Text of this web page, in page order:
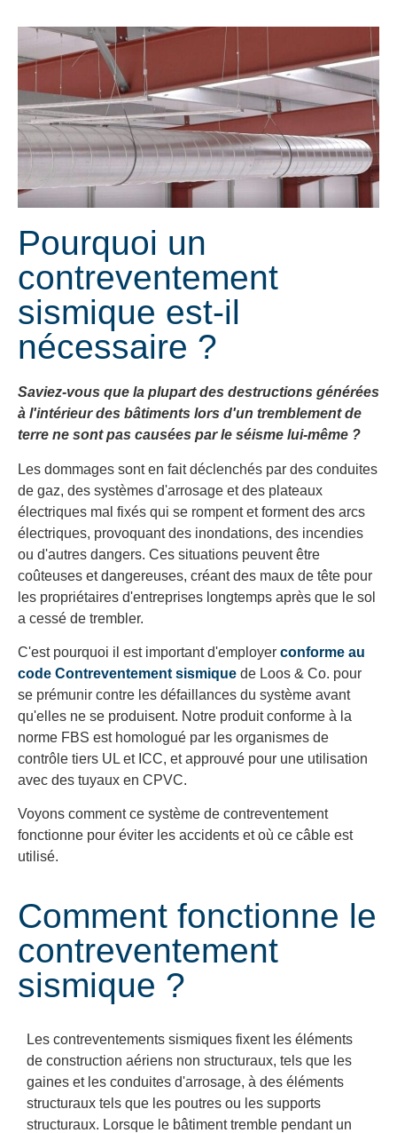
Pourquoi un
contreventement
sismique est-il
nécessaire ?
Saviez-vous que la plupart des destructions générées
à l'intérieur des bâtiments lors d'un tremblement de
terre ne sont pas causées par le séisme lui-même ?
Les dommages sont en fait déclenchés par des conduites
de gaz, des systèmes d'arrosage et des plateaux
électriques mal fixés qui se rompent et forment des arcs
électriques, provoquant des inondations, des incendies
ou d'autres dangers. Ces situations peuvent être
coûteuses et dangereuses, créant des maux de tête pour
les propriétaires d'entreprises longtemps après que le sol
a cessé de trembler.
C'est pourquoi il est important d'employer conforme au
code Contreventement sismique de Loos & Co. pour
se prémunir contre les défaillances du système avant
qu'elles ne se produisent. Notre produit conforme à la
norme FBS est homologué par les organismes de
contrôle tiers UL et ICC, et approuvé pour une utilisation
avec des tuyaux en CPVC.
Voyons comment ce système de contreventement
fonctionne pour éviter les accidents et où ce câble est
utilisé.
Comment fonctionne le
contreventement
sismique ?
Les contreventements sismiques fixent les éléments
de construction aériens non structuraux, tels que les
gaines et les conduites d'arrosage, à des éléments
structuraux tels que les poutres ou les supports
structuraux. Lorsque le bâtiment tremble pendant un